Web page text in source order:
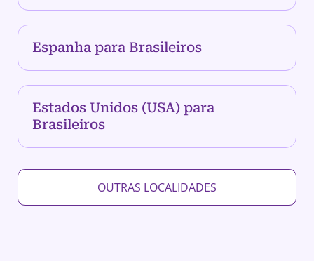
Espanha para Brasileiros
Estados Unidos (USA) para
Brasileiros
OUTRAS LOCALIDADES